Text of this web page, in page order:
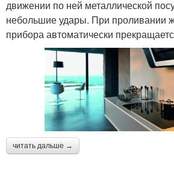
движении по ней металлической
небольшие удары. При проливании
прибора автоматически
читать дальше →